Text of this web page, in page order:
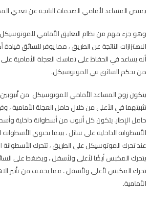
يمتص المساعد لأمامي الصدمات الناتجة عن تعدي
وهو جزء مهم من نظام التعليق الأمامي
الاهتزازات الناتجة عن الطريق ، مما يوفر للسائق
أنه يساعد في الحفاظ على تماسك العجلة الأمامية
من تحكم السائق في الموتوسيكل.
يتكون زوج المساعد الأمامي للموتوسيكل من
تثبيتهما في الأعلى من خلال حامل العجلة الأمامية
حامل الإطار. يتكون كل أنبوب من أسطوانة داخلية
الأسطوانة الداخلية على سائل ، بينما تحتوي
عند تحرك الموتوسيكل على الطريق ، تتحرك الأسطوانة
يتحرك المكبس أيضًا لأعلى ولأسفل ، ويضغط على
تحرك المكبس لأعلى ولأسفل ، مما يخفف من تأثير
الأمامية.